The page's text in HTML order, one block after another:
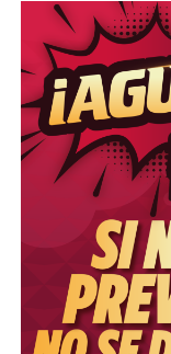
Social y vocero
Ramírez
México, Delfina
gobernadores
Campeche,
Hidalgo,
Quintana Roo,
Tabasco,
así como